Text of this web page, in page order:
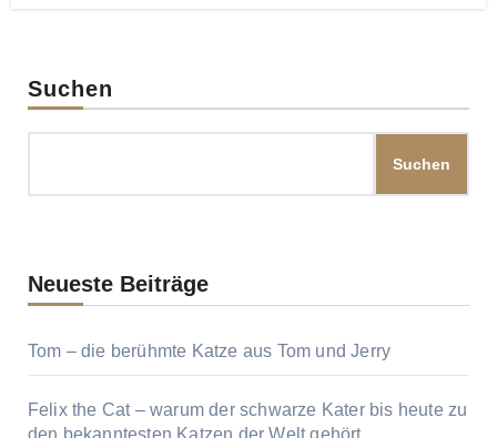
Suchen
Suchen
Neueste Beiträge
Tom – die berühmte Katze aus Tom und Jerry
Felix the Cat – warum der schwarze Kater bis heute zu
den bekanntesten Katzen der Welt gehört